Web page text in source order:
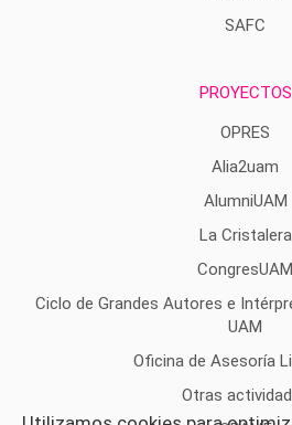
SAFC
PROYECTOS
OPRES
Alia2uam
AlumniUAM
La Cristalera
CongresUAM
Ciclo de Grandes Autores e
UAM
Oficina de Asesoría
Otras